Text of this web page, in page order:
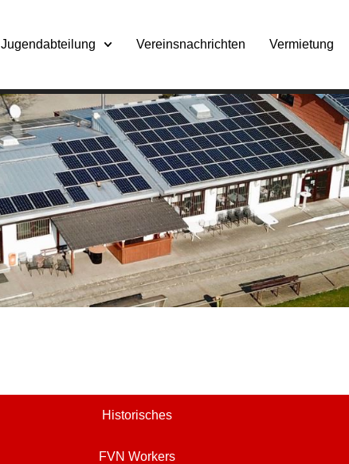
Jugendabteilung Vereinsnachrichten Vermietung
Historisches
FVN Workers